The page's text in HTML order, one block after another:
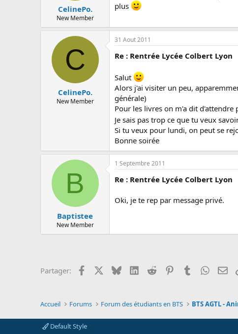
CelinePo.
New Member
plus
C
CelinePo.
New Member
31 Aout 2011
Re : Rentrée Lycée Colbert Lyon
Salut
Alors j'ai visiter un peu,
générale)
Pour les livres on m'a dit d'attendre
Je sais pas trop ce que tu veux
Si tu veux pour lundi, on peut se
Bonne soirée
B
Baptistee
New Member
1 Septembre 2011
Re : Rentrée Lycée Colbert Lyon
Oki, je te rep par message privé.
Partager: Facebook BlueskyLinkedInReddit PinterestTumblr
Accueil Forums Forum des étudiants en BTS
Default Style